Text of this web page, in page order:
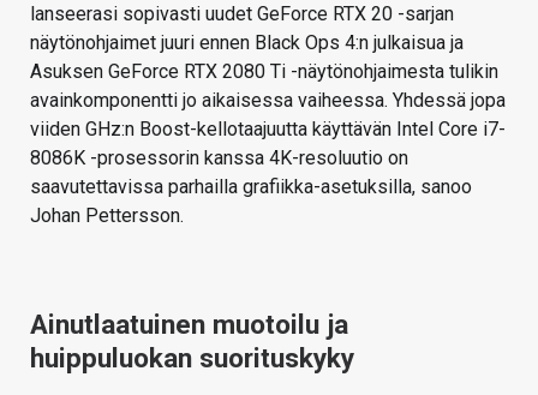
lanseerasi sopivasti uudet GeForce RTX 20 -sarjan
näytönohjaimet juuri ennen Black Ops 4:n julkaisua ja
Asuksen GeForce RTX 2080 Ti -näytönohjaimesta tulikin
avainkomponentti jo aikaisessa vaiheessa. Yhdessä jopa
viiden GHz:n Boost-kellotaajuutta käyttävän Intel Core i7-
8086K -prosessorin kanssa 4K-resoluutio on
saavutettavissa parhailla grafiikka-asetuksilla, sanoo
Johan Pettersson.
Ainutlaatuinen muotoilu ja
huippuluokan suorituskyky